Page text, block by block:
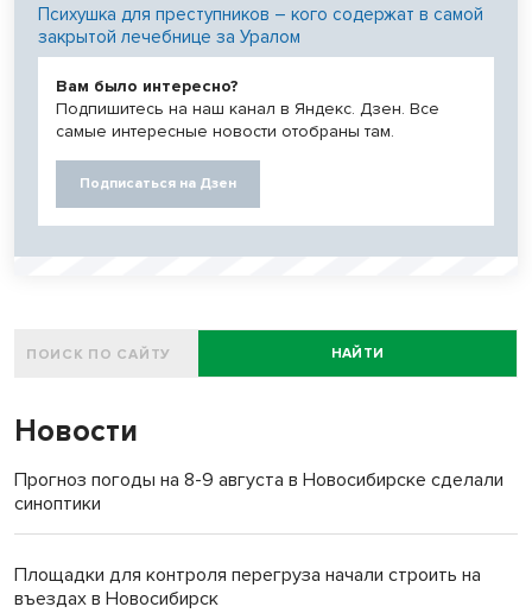
Психушка для преступников – кого содержат в самой
закрытой лечебнице за Уралом
Вам было интересно?
Подпишитесь на наш канал в Яндекс. Дзен. Все
самые интересные новости отобраны там.
Подписаться на Дзен
НАЙТИ
Новости
Прогноз погоды на 8-9 августа в Новосибирске сделали
синоптики
Площадки для контроля перегруза начали строить на
въездах в Новосибирск